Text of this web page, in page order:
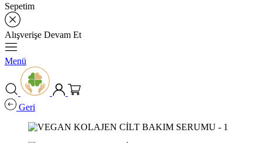
Sepetim
Alışverişe Devam Et
Menü
Geri